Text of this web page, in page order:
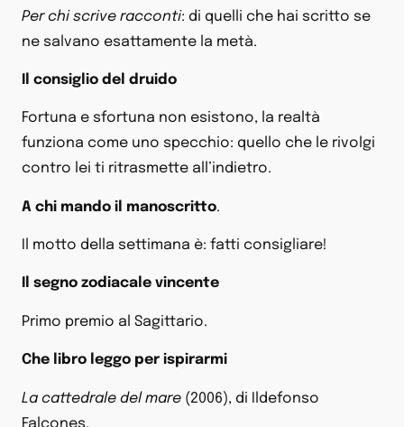
Per chi scrive racconti: di quelli che hai scritto se
ne salvano esattamente la metà.
Il consiglio del druido
Fortuna e sfortuna non esistono, la realtà
funziona come uno specchio: quello che le rivolgi
contro lei ti ritrasmette all’indietro.
A chi mando il manoscritto.
Il motto della settimana è: fatti consigliare!
Il segno zodiacale vincente
Primo premio al Sagittario.
Che libro leggo per ispirarmi
La cattedrale del mare (2006), di Ildefonso
Falcones.